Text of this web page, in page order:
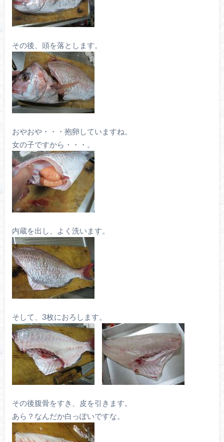
その後、頭を落とします。
おやおや・・・抱卵していますね。
女の子ですから・・・。
内蔵を出し、よく洗います。
そして、3枚におろします。
その後腹骨をすき、皮を引きます。
あら？なんだか白っぽいですな。